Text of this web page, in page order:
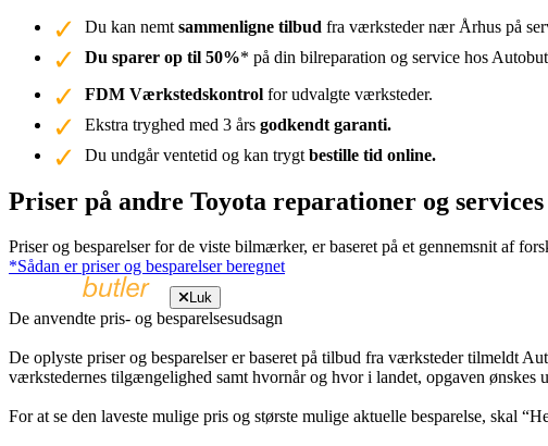
Du kan nemt sammenligne tilbud fra værksteder nær Århus på
Du sparer op til 50%* på din bilreparation og service hos
FDM Værkstedskontrol for udvalgte værksteder.
Ekstra tryghed med 3 års godkendt garanti.
Du undgår ventetid og kan trygt bestille tid online.
Priser på andre Toyota reparationer og
Priser og besparelser for de viste bilmærker, er baseret på et gennemsnit af
*Sådan er priser og besparelser beregnet
Luk
De anvendte pris- og besparelsesudsagn
De oplyste priser og besparelser er baseret på tilbud fra værksteder tilmeldt
værkstedernes tilgængelighed samt hvornår og hvor i landet, opgaven ønskes
For at se den laveste mulige pris og største mulige aktuelle besparelse, skal